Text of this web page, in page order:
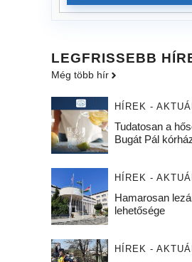
LEGFRISSEBB
Még több hír
HÍREK -
Tudatosan a
Bugát Pál
HÍREK -
Hamarosan
lehetősége
HÍREK -